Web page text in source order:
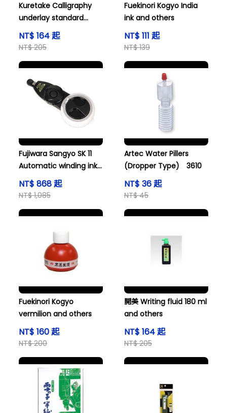
Kuretake Calligraphy
underlay standard
size KA20-1S
NT$ 164 起
NT$ 205
Fuekinori Kogyo India
ink and others
NT$ 111 起
NT$ 139
Fujiwara Sangyo SK 11
Automatic winding ink
pot White SK-SUMA-
W
NT$ 868 起
NT$ 1,085
Artec Water Pillers
(Dropper Type) 3610
NT$ 36 起
NT$ 45
Fuekinori Kogyo
vermilion and others
NT$ 160 起
NT$ 200
開美 Writing fluid 180 ml
and others
NT$ 164 起
NT$ 205